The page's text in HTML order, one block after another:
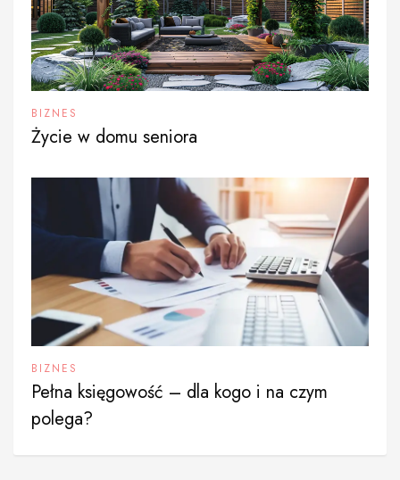
BIZNES
Życie w domu seniora
BIZNES
Pełna księgowość – dla kogo i na czym
polega?